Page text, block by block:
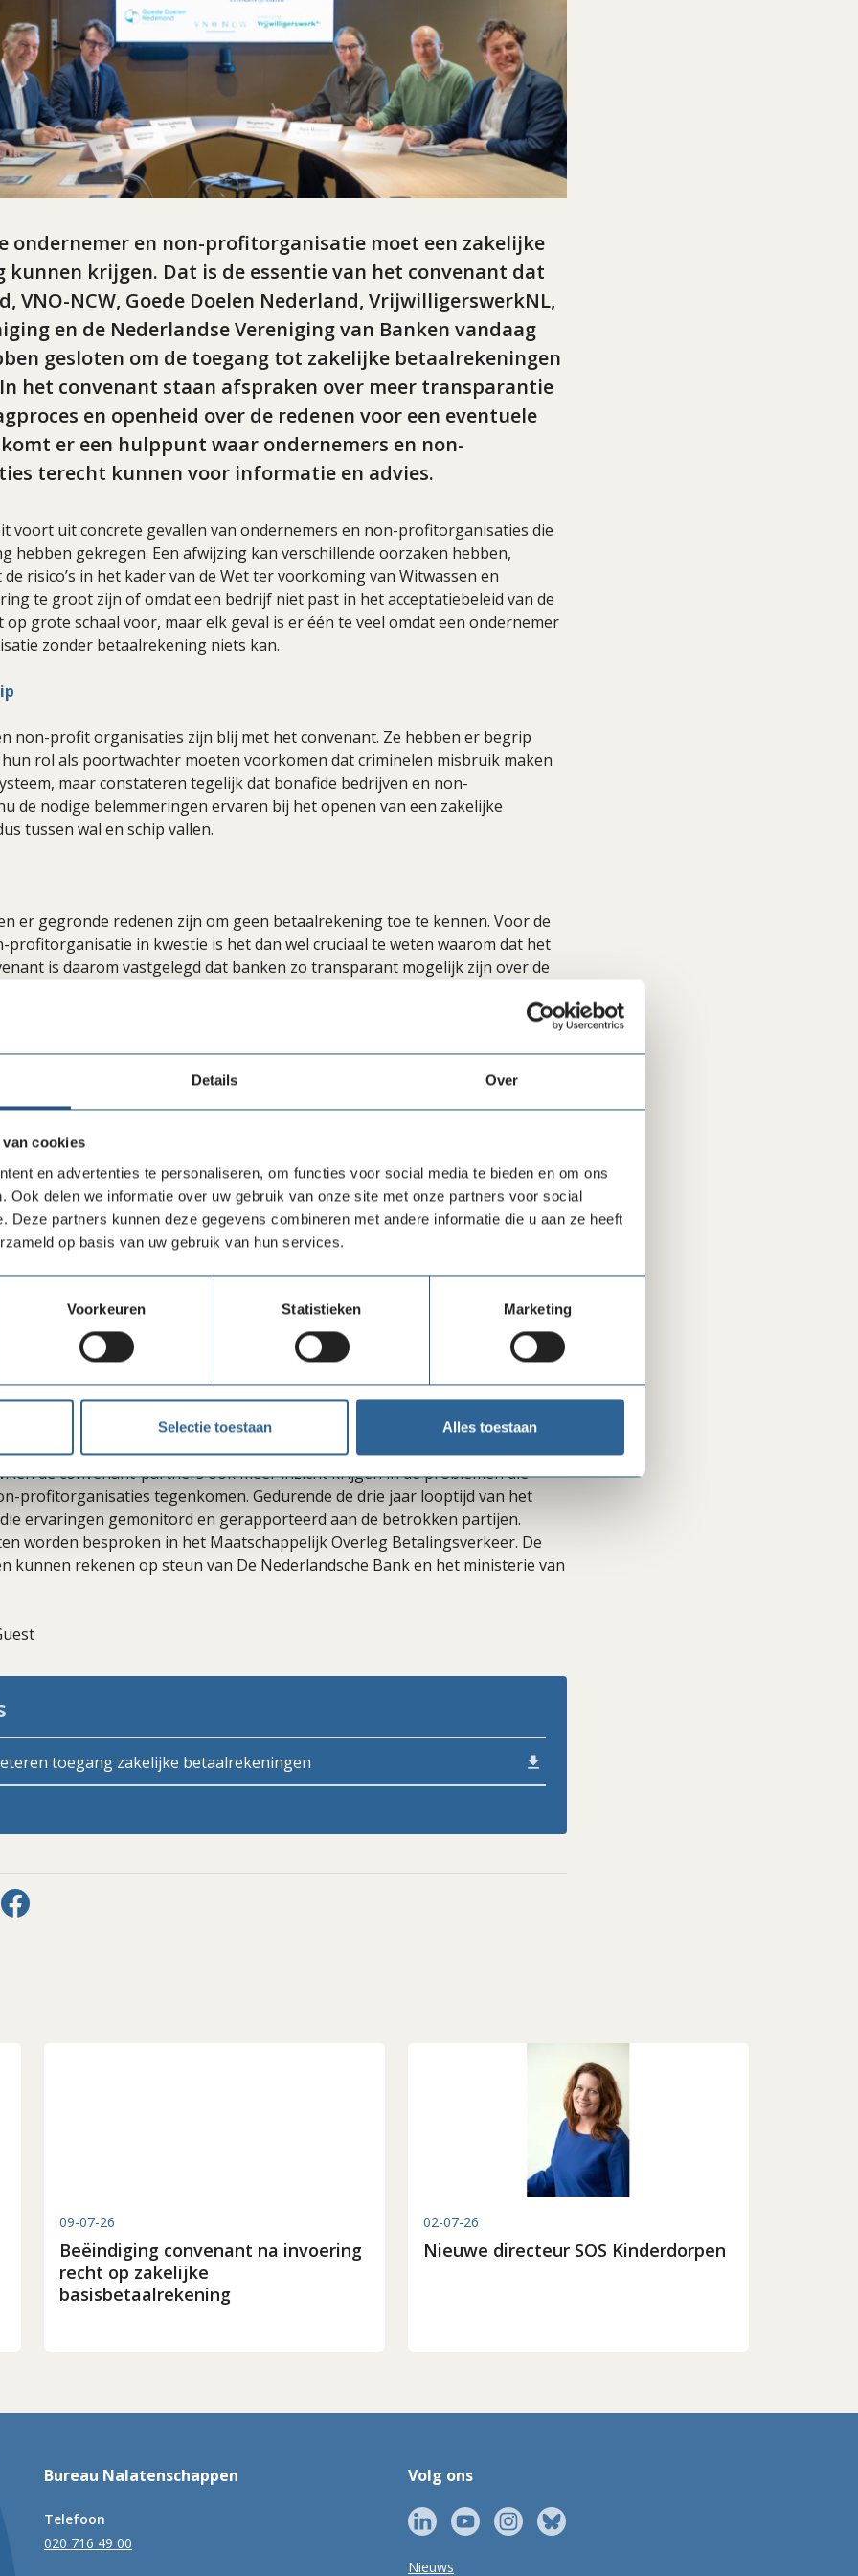
Details Over
van cookies
en advertenties te personaliseren, om functies voor social media te bieden en om ons
Ook delen we informatie over uw gebruik van onze site met onze partners voor social
Deze partners kunnen deze gegevens combineren met andere informatie die u aan ze heeft
op basis van uw gebruik van hun services.
Voorkeuren Statistieken Marketing
Selectie toestaan Alles toestaan
ondernemer en non-profitorganisatie moet een zakelijke
kunnen krijgen. Dat is de essentie van het convenant dat
VNO-NCW, Goede Doelen Nederland, VrijwilligerswerkNL,
en de Nederlandse Vereniging van Banken vandaag
gesloten om de toegang tot zakelijke betaalrekeningen
het convenant staan afspraken over meer transparantie
en openheid over de redenen voor een eventuele
er een hulppunt waar ondernemers en non-
terecht kunnen voor informatie en advies.
voort uit concrete gevallen van ondernemers en non-profitorganisaties die
hebben gekregen. Een afwijzing kan verschillende oorzaken hebben,
risico’s in het kader van de Wet ter voorkoming van Witwassen en
te groot zijn of omdat een bedrijf niet past in het acceptatiebeleid van de
op grote schaal voor, maar elk geval is er één te veel omdat een ondernemer
zonder betaalrekening niets kan.
non-profit organisaties zijn blij met het convenant. Ze hebben er begrip
rol als poortwachter moeten voorkomen dat criminelen misbruik maken
maar constateren tegelijk dat bonafide bedrijven en non-
de nodige belemmeringen ervaren bij het openen van een zakelijke
tussen wal en schip vallen.
er gegronde redenen zijn om geen betaalrekening toe te kennen. Voor de
in kwestie is het dan wel cruciaal te weten waarom dat het
is daarom vastgelegd dat banken zo transparant mogelijk zijn over de
ondernemers en non-profitorganisaties op hun beurt zullen hun leden
het belang om tijdig en de juiste informatie voor de aanvraag aan te leveren.
aanbieders
een zakelijke betaalrekening kunnen doorverwijzen naar de Kamer van
de loop van 2026 kunnen ondernemers en non-profit organisaties hier
en advies en helpt KvK verder bij het vinden van alternatieve aanbieders.
voorkomen dat de activiteiten van een klant niet passen in het
kunnen in veel gevallen wel bij andere aanbieders terecht. Afgesproken is dat
een doorverwezen aanvraag een inspanningsverplichting hebben om de
een betaalrekening te verkrijgen en zij ernaar streven om 80 procent
aanvragen bij een compleet dossier binnen twee werkweken te behandelen.
de convenant-partners ook meer inzicht krijgen in de problemen die
profitorganisaties tegenkomen. Gedurende de drie jaar looptijd van het
ervaringen gemonitord en gerapporteerd aan de betrokken partijen.
worden besproken in het Maatschappelijk Overleg Betalingsverkeer. De
kunnen rekenen op steun van De Nederlandsche Bank en het ministerie van
toegang zakelijke betaalrekeningen
via LinkedIn
Delen via Facebook
09-07-26
Beëindiging convenant na invoering
recht op zakelijke
basisbetaalrekening
02-07-26
Nieuwe directeur SOS Kinderdorpen
Bureau Nalatenschappen
Telefoon
020 716 49 00
Volg ons
Nieuws